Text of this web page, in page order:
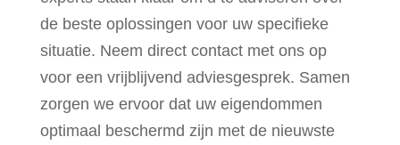
de beste oplossingen voor uw specifieke
situatie. Neem direct contact met ons op
voor een vrijblijvend adviesgesprek. Samen
zorgen we ervoor dat uw eigendommen
optimaal beschermd zijn met de nieuwste